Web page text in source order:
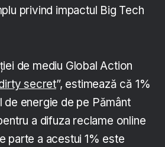
privind impactul Big Tech
de mediu Global Action
secret”, estimează că 1%
de energie de pe Pământ
a difuza reclame online
parte a acestui 1% este